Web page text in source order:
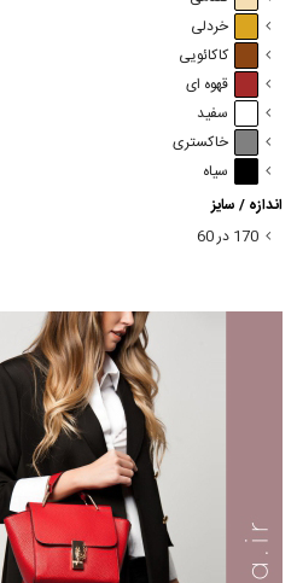
خردلی
کاکائویی
قهوه ای
سفید
خاکستری
سیاه
اندازه / سایز
170 در 60